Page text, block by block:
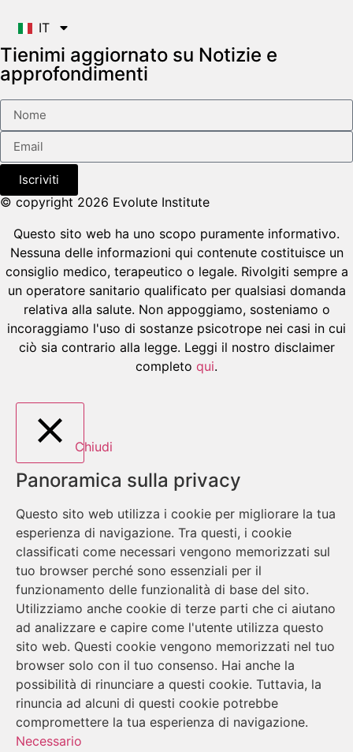
IT
Tienimi aggiornato su Notizie e
approfondimenti
Iscriviti
© copyright 2026 Evolute Institute
Questo sito web ha uno scopo puramente informativo.
Nessuna delle informazioni qui contenute costituisce un
consiglio medico, terapeutico o legale. Rivolgiti sempre a
un operatore sanitario qualificato per qualsiasi domanda
relativa alla salute. Non appoggiamo, sosteniamo o
incoraggiamo l'uso di sostanze psicotrope nei casi in cui
ciò sia contrario alla legge. Leggi il nostro disclaimer
completo qui.
Chiudi
Panoramica sulla privacy
Questo sito web utilizza i cookie per migliorare la tua
esperienza di navigazione. Tra questi, i cookie
classificati come necessari vengono memorizzati sul
tuo browser perché sono essenziali per il
funzionamento delle funzionalità di base del sito.
Utilizziamo anche cookie di terze parti che ci aiutano
ad analizzare e capire come l'utente utilizza questo
sito web. Questi cookie vengono memorizzati nel tuo
browser solo con il tuo consenso. Hai anche la
possibilità di rinunciare a questi cookie. Tuttavia, la
rinuncia ad alcuni di questi cookie potrebbe
compromettere la tua esperienza di navigazione.
Necessario